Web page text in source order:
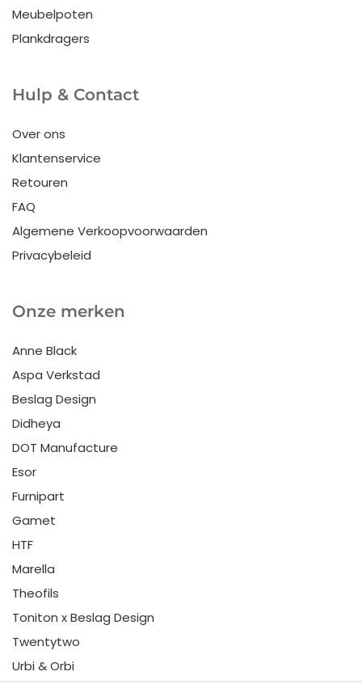
Meubelpoten
Plankdragers
Hulp & Contact
Over ons
Klantenservice
Retouren
FAQ
Algemene Verkoopvoorwaarden
Privacybeleid
Onze merken
Anne Black
Aspa Verkstad
Beslag Design
Didheya
DOT Manufacture
Esor
Furnipart
Gamet
HTF
Marella
Theofils
Toniton x Beslag Design
Twentytwo
Urbi & Orbi